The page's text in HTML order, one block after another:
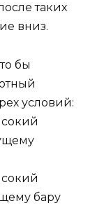
таких
вниз.
бы
условий:
бару